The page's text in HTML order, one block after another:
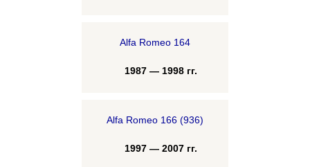
Alfa Romeo 164
1987 — 1998 гг.
Alfa Romeo 166 (936)
1997 — 2007 гг.